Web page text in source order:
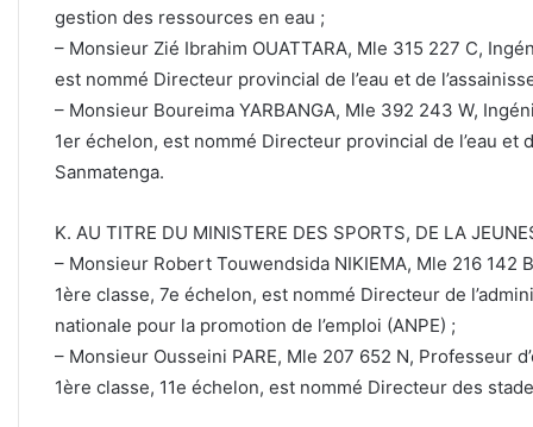
gestion des ressources en eau ;
– Monsieur Zié Ibrahim OUATTARA, Mle 315 227 C,
est nommé Directeur provincial de l’eau et de
– Monsieur Boureima YARBANGA, Mle 392 243 W,
1er échelon, est nommé Directeur provincial de l’eau et
Sanmatenga.
K. AU TITRE DU MINISTERE DES SPORTS, DE LA
– Monsieur Robert Touwendsida NIKIEMA, Mle 216
1ère classe, 7e échelon, est nommé Directeur de
nationale pour la promotion de l’emploi (ANPE) ;
– Monsieur Ousseini PARE, Mle 207 652 N, Professeur
1ère classe, 11e échelon, est nommé Directeur des